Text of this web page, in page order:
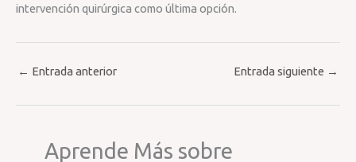
intervención quirúrgica como última opción.
← Entrada anterior Entrada siguiente →
Aprende Más sobre